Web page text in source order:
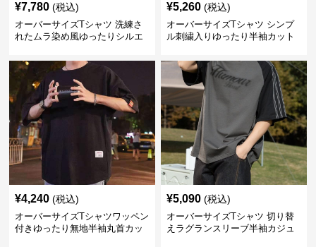
¥7,780 (税込)
オーバーサイズTシャツ 洗練さ
れたムラ染め風ゆったりシルエ
¥5,260 (税込)
オーバーサイズTシャツ シンプ
ル刺繍入りゆったり半袖カット
¥4,240 (税込)
オーバーサイズTシャツワッペン
付きゆったり無地半袖丸首カッ
¥5,090 (税込)
オーバーサイズTシャツ 切り替
えラグランスリーブ半袖カジュ